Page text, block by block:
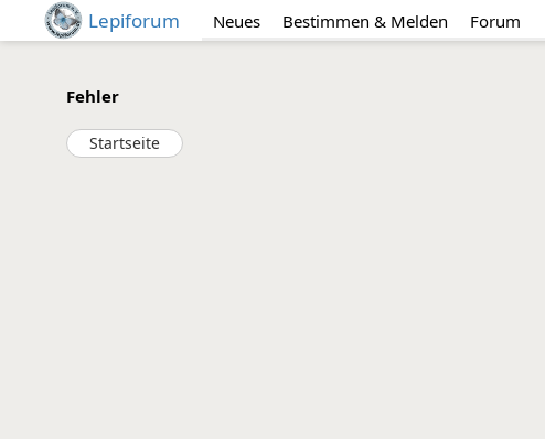
Lepiforum Neues Bestimmen & Melden Forum
Fehler
Startseite